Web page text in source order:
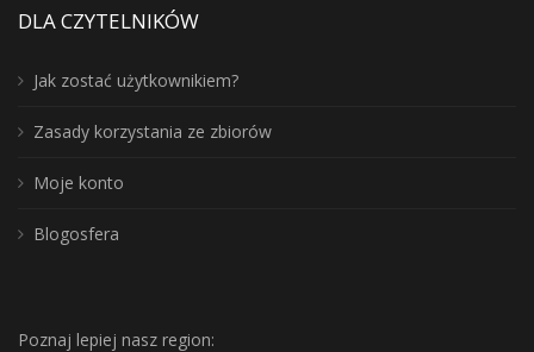
DLA CZYTELNIKÓW
Jak zostać użytkownikiem?
Zasady korzystania ze zbiorów
Moje konto
Blogosfera
Poznaj lepiej nasz region: